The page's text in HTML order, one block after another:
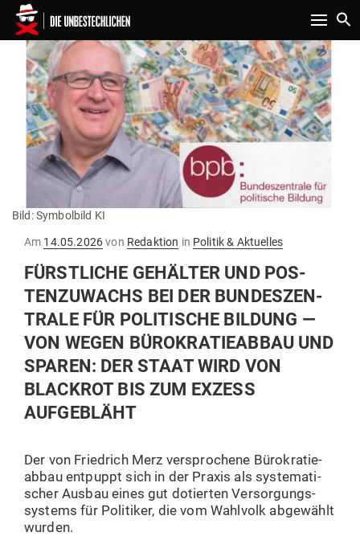
Toggle
Bild: Symbolbild KI
Am Gepostet
14.05.2026von Redaktion in Politik & Aktuelles
FÜRST­LICHE GEHÄLTER UND POS­
TEN­ZU­WACHS BEI DER BUN­DES­ZEN­
TRALE FÜR POLI­TISCHE BILDUNG —
VON WEGEN BÜRO­KRA­TIE­ABBAU UND
SPAREN: DER STAAT WIRD VON
BLACKROT BIS ZUM EXZESS
AUFGEBLÄHT
Der von Friedrich Merz ver­spro­chene Büro­kra­tie­
abbau ent­puppt sich in der Praxis als sys­te­ma­ti­
scher Ausbau eines gut dotierten Ver­sor­gungs­
systems für Poli­tiker, die vom Wahlvolk abge­wählt
wurden.